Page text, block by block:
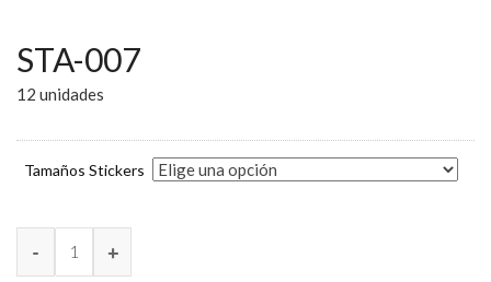
STA-007
12 unidades
Tamaños Stickers